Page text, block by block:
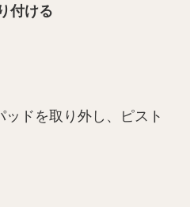
付ける
ドを取り外し、ピスト